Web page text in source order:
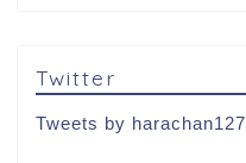
Twitter
Tweets by harachan127